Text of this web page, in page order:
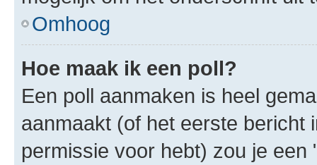
Omhoog
Hoe maak ik een poll?
Een poll aanmaken is heel
aanmaakt (of het eerste bericht
permissie voor hebt) zou je